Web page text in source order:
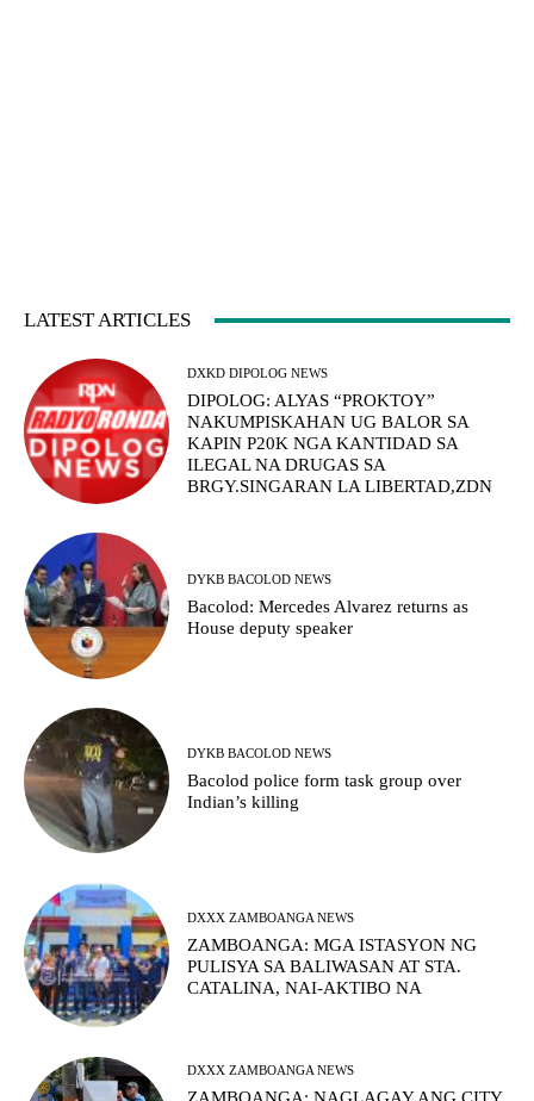
LATEST ARTICLES
DXKD DIPOLOG NEWS
DIPOLOG: ALYAS “PROKTOY”
NAKUMPISKAHAN UG BALOR SA
KAPIN P20K NGA KANTIDAD SA
ILEGAL NA DRUGAS SA
BRGY.SINGARAN LA LIBERTAD,ZDN
DYKB BACOLOD NEWS
Bacolod: Mercedes Alvarez returns as
House deputy speaker
DYKB BACOLOD NEWS
Bacolod police form task group over
Indian’s killing
DXXX ZAMBOANGA NEWS
ZAMBOANGA: MGA ISTASYON NG
PULISYA SA BALIWASAN AT STA.
CATALINA, NAI-AKTIBO NA
DXXX ZAMBOANGA NEWS